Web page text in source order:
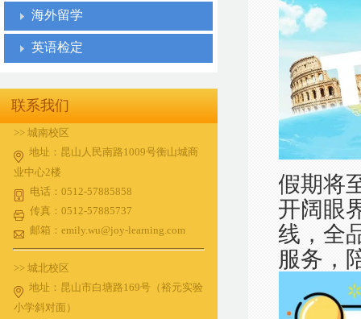
海外留学
英语检定
联系我们
>> 城南校区
地址：昆山人民南路1009号衡山城商
业中心2楼
电话：0512-57885858
传真：0512-57885737
邮箱：emily.wu@joy-learning.com
>> 城北校区
地址：昆山市白塘路169号（裕元实验
小学斜对面）
假期将
开阔眼
线，全
服务，